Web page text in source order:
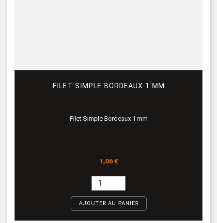
FILET SIMPLE BORDEAUX 1 MM
Filet Simple Bordeaux 1 mm
Prix
1,06 €
AJOUTER AU PANIER